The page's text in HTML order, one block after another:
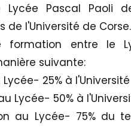
Pascal Paoli
de l'Université de Corse.
formation entre le
suivante:
25% à l'Université
Lycée- 50% à
au Lycée- 75% du